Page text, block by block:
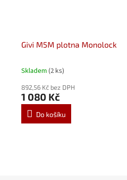
Givi M5M plotna Monolock
Skladem (2 ks)
892,56 Kč bez DPH
1 080 Kč
Do košíku